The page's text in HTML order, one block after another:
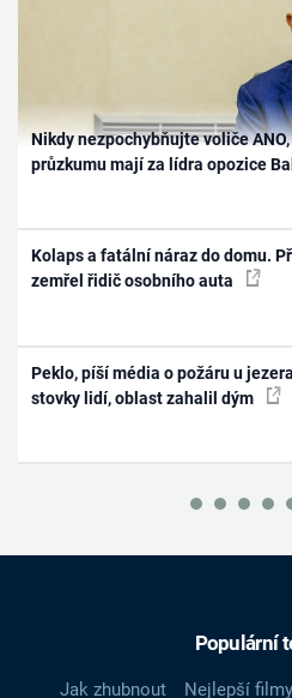
Nikdy nezpochybňujte voliče
průzkumu mají za lídra opozice
Kolaps a fatální náraz do domu.
zemřel řidič osobního auta
Peklo, píší média o požáru u
stovky lidí, oblast zahalil dým
Populární
Jak zhubnout Nejlepší